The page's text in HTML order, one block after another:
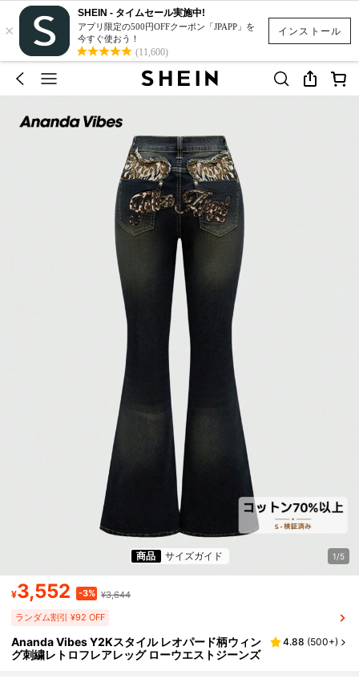
インストール
×
SHEIN - タイムセール実施中!
アプリ限定の500円OFFクーポン「JPAPP」を
今すぐ使おう！
(11,600)
商品 サイズガイド 1/5
¥3,552 -3% ¥3,644
ランダム割引 ¥92 OFF
Ananda Vibes Y2Kスタイル レオパード柄ウィン
グ刺繍レトロフレアレッグ ローウエストジーンズ
4.88 (500+)